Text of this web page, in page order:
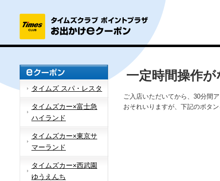
タイムズ スパ・レスタ
タイムズカー×富士急
ハイランド
タイムズカー×東京サ
マーランド
タイムズカー×西武園
ゆうえんち
一定時間操作
ご入店いただいてから、30分間
おそれいりますが、下記のボタ